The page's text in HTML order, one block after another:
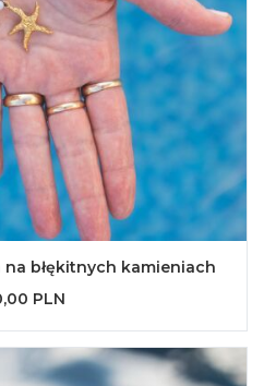
błękitnych kamieniach
PLN